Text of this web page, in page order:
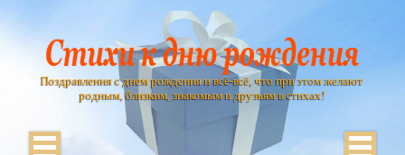
Поздравления с днем рождения и всё-всё, что при этом желают
родным, близким, знакомым и друзьям в стихах!